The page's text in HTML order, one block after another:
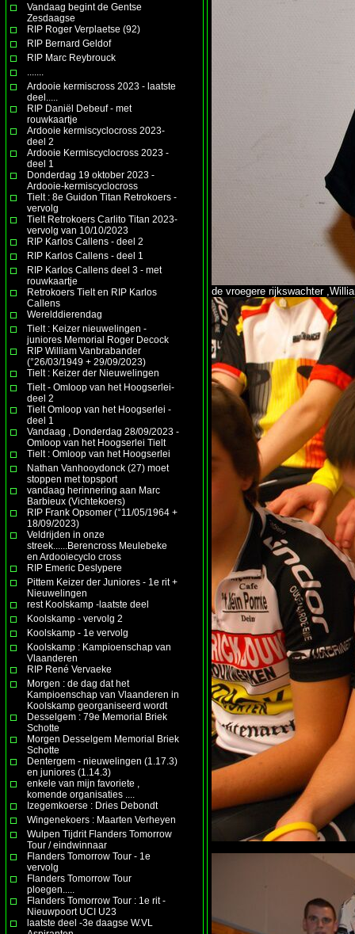
Vandaag begint de Gentse
Zesdaagse
RIP Roger Verplaetse (92)
RIP Bernard Geldof
RIP Marc Reybrouck
Ardooie kermiscross 2023 - laatste
deel.....
RIP Daniël Debeuf - met
rouwkaartje
Ardooie kermiscyclocross 2023-
deel 2
Ardooie Kermiscyclocross 2023 -
deel 1
Donderdag 19 oktober 2023 -
Ardooie-kermiscyclocross
Tielt : 8e Guidon Titan Retrokoers -
vervolg
Tielt Retrokoers Carlito Titan 2023-
vervolg van 10/10/2023
RIP Karlos Callens - deel 2
RIP Karlos Callens - deel 1
RIP Karlos Callens deel 3 - met
rouwkaartje
Retrokoers Tielt en RIP Karlos
Callens
Werelddierendag
Tielt : Keizer nieuwelingen -
juniores Memorial Roger Decock
RIP William Vanbrabander
(°26/03/1949 + 29/09/2023)
Tielt : Keizer der Nieuwelingen
Tielt - Omloop van het Hoogserlei-
deel 2
Tielt Omloop van het Hoogserlei -
deel 1
Vandaag , Donderdag 28/09/2023 -
Omloop van het Hoogserlei Tielt
Tielt : Omloop van het Hoogserlei
Nathan Vanhooydonck (27) moet
stoppen met topsport
vandaag herinnering aan Marc
Barbieux (Vichtekoers)
RIP Frank Opsomer (°11/05/1964 +
18/09/2023)
Veldrijden in onze
streek......Berencross Meulebeke
en Ardooiecyclo cross
RIP Emeric Deslypere
Pittem Keizer der Juniores - 1e rit +
Nieuwelingen
rest Koolskamp -laatste deel
Koolskamp - vervolg 2
Koolskamp - 1e vervolg
Koolskamp : Kampioenschap van
Vlaanderen
RIP René Vervaeke
Morgen : de dag dat het
Kampioenschap van Vlaanderen in
Koolskamp georganiseerd wordt
Desselgem : 79e Memorial Briek
Schotte
Morgen Desselgem Memorial Briek
Schotte
Dentergem - nieuwelingen (1.17.3)
en juniores (1.14.3)
enkele van mijn favoriete ,
komende organisaties ....
Izegemkoerse : Dries Debondt
Wingenekoers : Maarten Verheyen
Wulpen Tijdrit Flanders Tomorrow
Tour / eindwinnaar
Flanders Tomorrow Tour - 1e
vervolg
Flanders Tomorrow Tour
ploegen.....
Flanders Tomorrow Tour : 1e rit -
Nieuwpoort UCI U23
laatste deel -3e daagse W.VL
de vroegere rijkswachter